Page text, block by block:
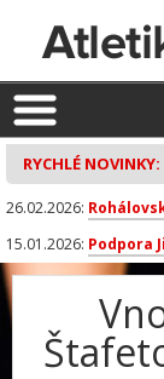
RYCHLÉ NOVINKY:
26.02.2026:
15.01.2026: Podpora